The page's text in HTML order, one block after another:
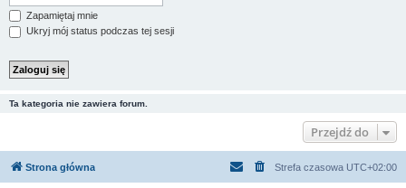
Zapamiętaj mnie
Ukryj mój status podczas tej sesji
Ta kategoria nie zawiera forum.
Przejdź do
Strona główna Strefa czasowa UTC+02:00